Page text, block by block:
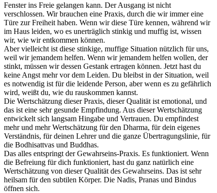
Fenster ins Freie gelangen kann. Der Ausgang ist nicht
verschlossen. Wir brauchen eine Praxis, durch die wir immer eine
Türe zur Freiheit haben. Wenn wir diese Türe kennen, während wir
im Haus leiden, wo es unerträglich stinkig und muffig ist, wissen
wir, wie wir entkommen können.
Aber vielleicht ist diese stinkige, muffige Situation nützlich für uns,
weil wir jemandem helfen. Wenn wir jemandem helfen wollen, der
stinkt, müssen wir dessen Gestank ertragen können. Jetzt hast du
keine Angst mehr vor dem Leiden. Du bleibst in der Situation, weil
es notwendig ist für die leidende Person, aber wenn es zu gefährlich
wird, weißt du, wie du rauskommen kannst.
Die Wertschätzung dieser Praxis, dieser Qualität ist emotional, und
das ist eine sehr gesunde Empfindung. Aus dieser Wertschätzung
entwickelt sich langsam Hingabe und Vertrauen. Du empfindest
mehr und mehr Wertschätzung für den Dharma, für dein eigenes
Verständnis, für deinen Lehrer und die ganze Übertragungslinie, für
die Bodhisattvas und Buddhas.
Das alles entspringt der Gewahrseins-Praxis. Es funktioniert. Wenn
die Befreiung für dich funktioniert, hast du ganz natürlich eine
Wertschätzung von dieser Qualität des Gewahrseins. Das ist sehr
heilsam für den subtilen Körper. Die Nadis, Pranas und Bindus
öffnen sich.